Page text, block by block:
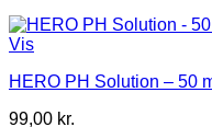
Vis
HERO PH Solution – 50
99,00 kr.